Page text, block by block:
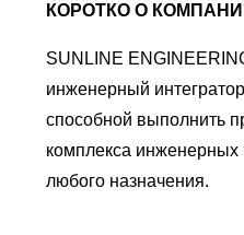
КОРОТКО О
SUNLINE
инженерный
способной выполнить
комплекса
любого назначения.